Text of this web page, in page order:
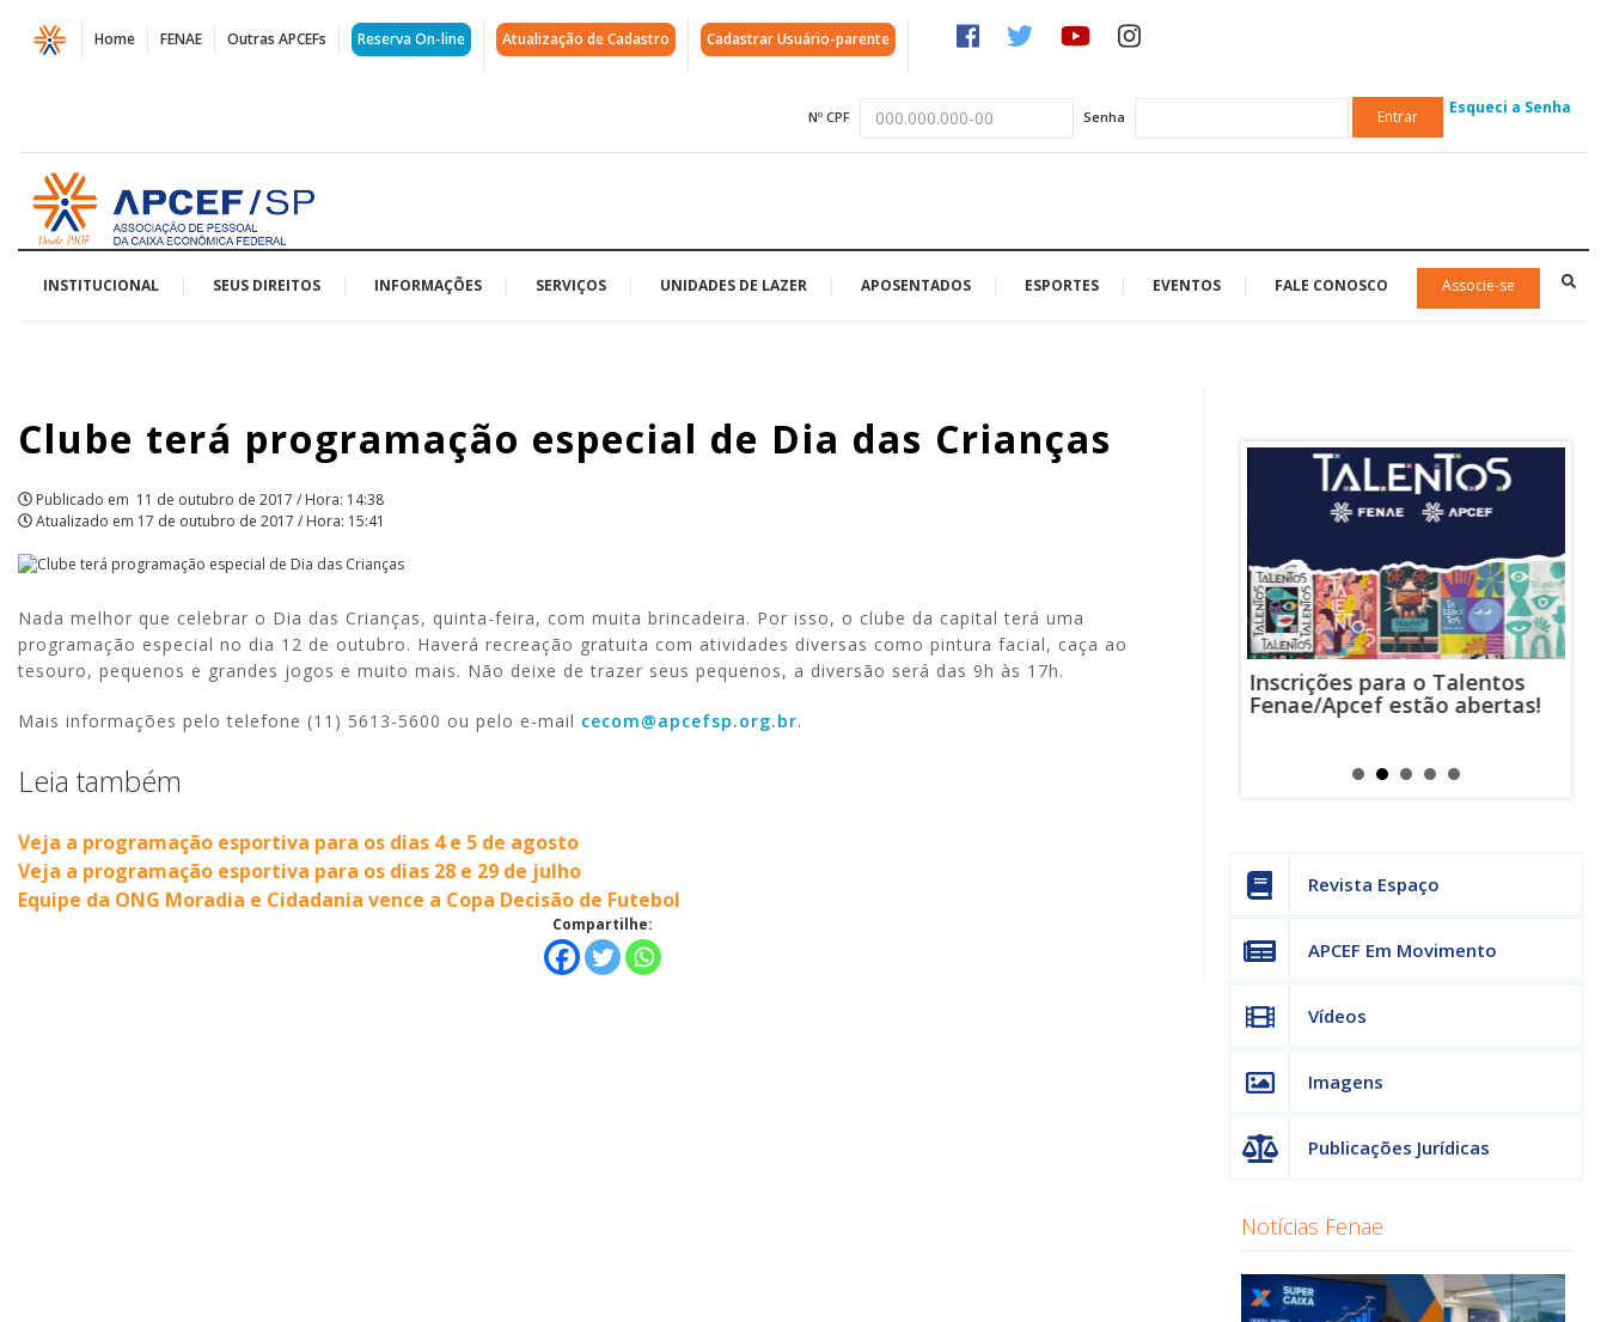
Página
Clube
programação
especial
de
Dia
|
APCEF/SP
Home FENAE Outras APCEFs Reserva On-line Atualização de Cadastro Cadastrar Usuário-parente
Nº CPF Senha Entrar Esqueci a Senha
Acessar
página
inicial
INSTITUCIONAL SEUS DIREITOS INFORMAÇÕES SERVIÇOS UNIDADES DE LAZER APOSENTADOS ESPORTES EVENTOS FALE CONOSCO Associe-se
Clube terá programação especial de Dia das Crianças
Publicado em 11 de outubro de 2017 / Hora: 14:38
Atualizado em 17 de outubro de 2017 / Hora: 15:41
Nada melhor que celebrar o Dia das Crianças, quinta-feira, com muita brincadeira. Por isso, o clube da capital terá uma
programação especial no dia 12 de outubro. Haverá recreação gratuita com atividades diversas como pintura facial, caça ao
tesouro, pequenos e grandes jogos e muito mais. Não deixe de trazer seus pequenos, a diversão será das 9h às 17h.
Mais informações pelo telefone (11) 5613-5600 ou pelo e-mail cecom@apcefsp.org.br.
Leia também
Veja a programação esportiva para os dias 4 e 5 de agosto
Veja a programação esportiva para os dias 28 e 29 de julho
Equipe da ONG Moradia e Cidadania vence a Copa Decisão de Futebol
Compartilhe:
Esporte em movimento:
oferecidos pela Apcef/SP
Alerta: golpistas usam Inscrições para o Talentos
Fenae/Apcef estão abertas!
Revista Espaço
APCEF Em Movimento
Vídeos
Imagens
Publicações Jurídicas
Notícias Fenae